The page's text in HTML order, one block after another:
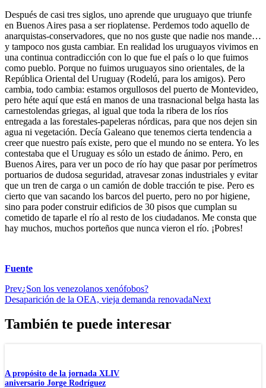
Después de casi tres siglos, uno aprende que uruguayo que triunfe
en Buenos Aires pasa a ser rioplatense. Perdemos todo aquello de
anarquistas-conservadores, que no nos guste que nadie nos mande…
y tampoco nos gusta cambiar. En realidad los uruguayos vivimos en
una continua contradicción con lo que fue el país o lo que fuimos
como pueblo. Porque no fuimos uruguayos sino orientales, de la
República Oriental del Uruguay (Rodelú, para los amigos). Pero
cambia, todo cambia: estamos orgullosos del puerto de Montevideo,
pero héte aquí que está en manos de una trasnacional belga hasta las
carnestolendas griegas, al igual que toda la ribera de los ríos
entregada a las forestales-papeleras nórdicas, para que nos dejen sin
agua ni vegetación. Decía Galeano que tenemos cierta tendencia a
creer que nuestro país existe, pero que el mundo no se entera. Yo les
contestaba que el Uruguay es sólo un estado de ánimo. Pero, en
Buenos Aires, para ver un poco de río hay que pasar por perímetros
portuarios de dudosa seguridad, atravesar zonas industriales y evitar
que un tren de carga o un camión de doble tracción te pise. Pero es
cierto que van sacando los barcos del puerto, pero no por higiene,
sino para poder construir edificios de 30 pisos que cumplan su
cometido de taparle el río al resto de los ciudadanos. Me consta que
hay muchos, muchos porteños que nunca vieron el río. ¡Pobres!
Fuente
Prev¿Son los venezolanos xenófobos?
Desaparición de la OEA, vieja demanda renovadaNext
También te puede interesar
A propósito de la jornada XLIV
aniversario Jorge Rodríguez